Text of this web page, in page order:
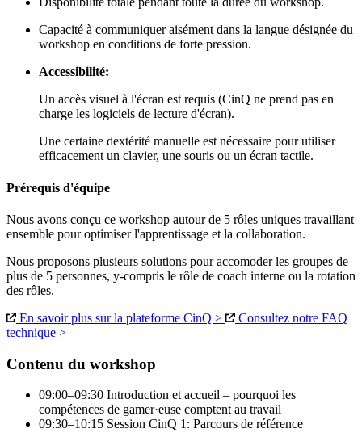
Capacité à communiquer aisément dans la langue désignée du
workshop en conditions de forte pression.
Accessibilité:
Un accès visuel à l'écran est requis (CinQ ne prend pas en
charge les logiciels de lecture d'écran).
Une certaine dextérité manuelle est nécessaire pour utiliser
efficacement un clavier, une souris ou un écran tactile.
Prérequis d'équipe
Nous avons conçu ce workshop autour de 5 rôles uniques travaillant
ensemble pour optimiser l'apprentissage et la collaboration.
Nous proposons plusieurs solutions pour accomoder les groupes de
plus de 5 personnes, y-compris le rôle de coach interne ou la rotation
des rôles.
En savoir plus sur la plateforme CinQ >
Consultez notre FAQ
technique >
Contenu du workshop
09:00–09:30 Introduction et accueil – pourquoi les
compétences de gamer·euse comptent au travail
09:30–10:15 Session CinQ 1: Parcours de référence